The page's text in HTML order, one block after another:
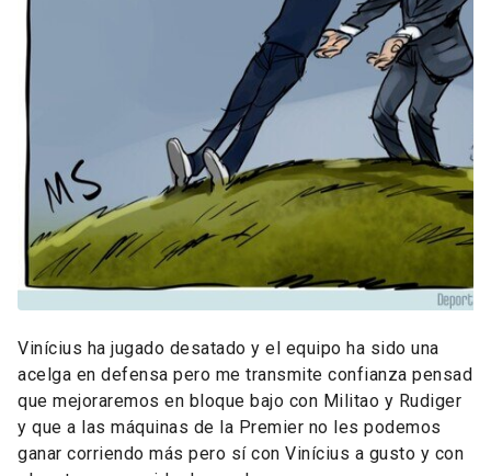
Vinícius ha jugado desatado y el equipo ha sido una
acelga en defensa pero me transmite confianza pensad
que mejoraremos en bloque bajo con Militao y Rudiger
y que a las máquinas de la Premier no les podemos
ganar corriendo más pero sí con Vinícius a gusto y con